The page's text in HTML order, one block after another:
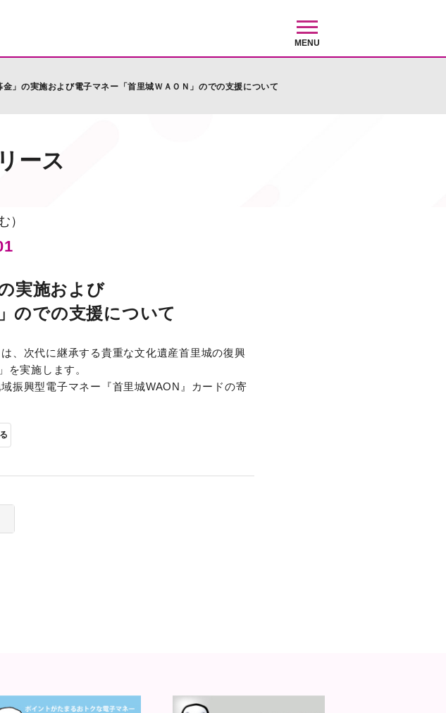
MENU
金」の実施および電子マネー「首里城ＷＡＯＮ」のでの支援について
ース
）
実施および
のでの支援について
、次代に継承する貴重な文化遺産首里城の復興
を実施します。
振興型電子マネー『首里城WAON』カードの寄